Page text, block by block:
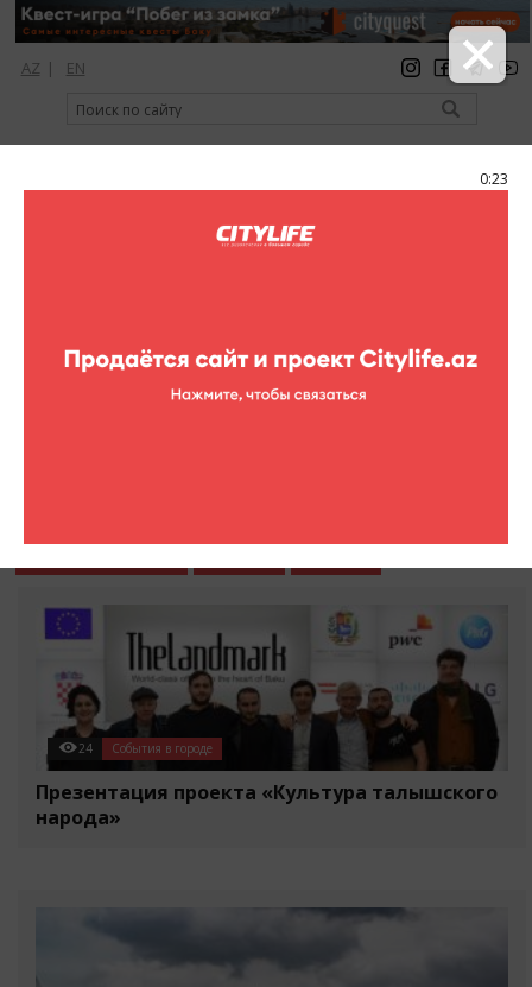
0:22
AZ | EN
регистрация вход Citylife Magazine
Фоторепортажи
Все фоторепортажи Театр Концерты
24 События в городе
Презентация проекта «Культура талышского
народа»